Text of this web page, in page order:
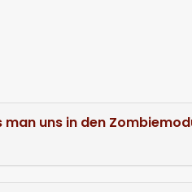
man uns in den